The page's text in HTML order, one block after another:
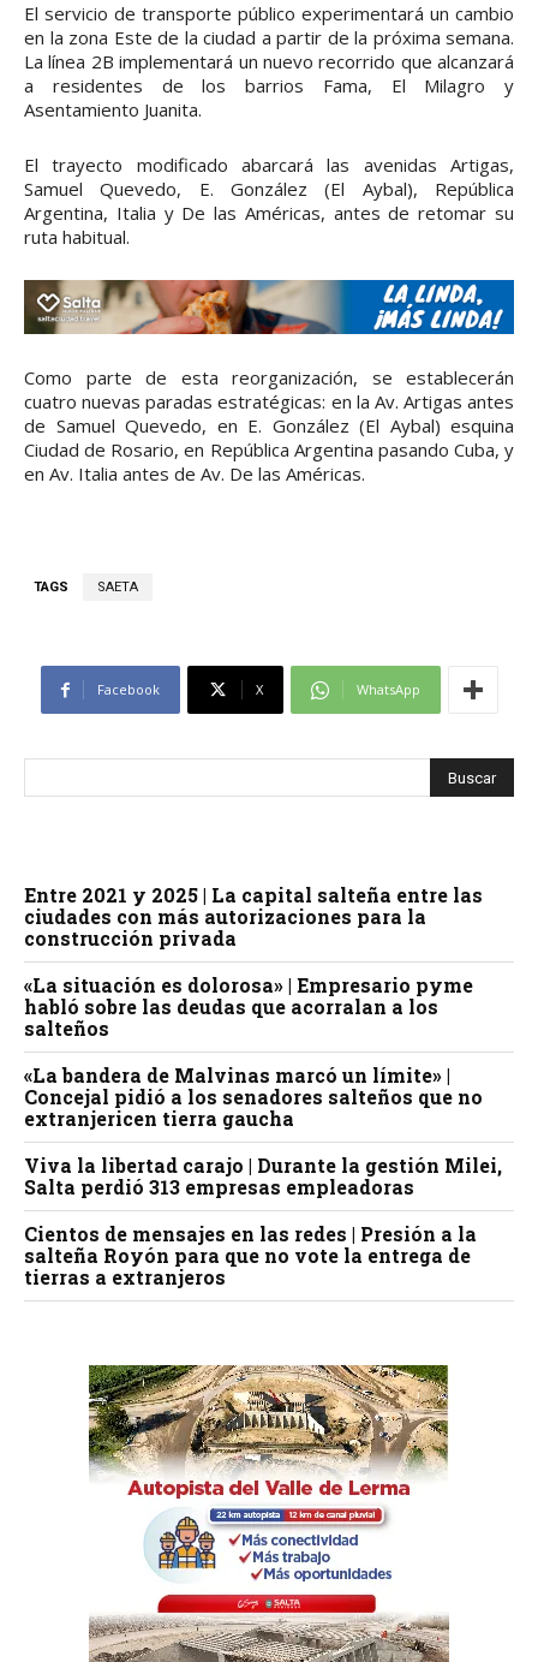
El servicio de transporte público experimentará un cambio
en la zona Este de la ciudad a partir de la próxima semana.
La línea 2B implementará un nuevo recorrido que alcanzará
a residentes de los barrios Fama, El Milagro y
Asentamiento Juanita.
El trayecto modificado abarcará las avenidas Artigas,
Samuel Quevedo, E. González (El Aybal), República
Argentina, Italia y De las Américas, antes de retomar su
ruta habitual.
Como parte de esta reorganización, se establecerán
cuatro nuevas paradas estratégicas: en la Av. Artigas antes
de Samuel Quevedo, en E. González (El Aybal) esquina
Ciudad de Rosario, en República Argentina pasando Cuba, y
en Av. Italia antes de Av. De las Américas.
TAGS SAETA
Facebook X WhatsApp
Entre 2021 y 2025 | La capital salteña entre las
ciudades con más autorizaciones para la
construcción privada
«La situación es dolorosa» | Empresario pyme
habló sobre las deudas que acorralan a los
salteños
«La bandera de Malvinas marcó un límite» |
Concejal pidió a los senadores salteños que no
extranjericen tierra gaucha
Viva la libertad carajo | Durante la gestión Milei,
Salta perdió 313 empresas empleadoras
Cientos de mensajes en las redes | Presión a la
salteña Royón para que no vote la entrega de
tierras a extranjeros